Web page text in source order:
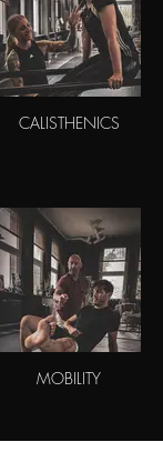
CALISTHENICS
MOBILITY